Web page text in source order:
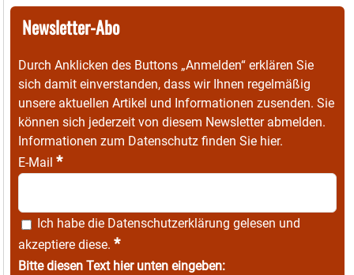
Newsletter-Abo
Durch Anklicken des Buttons „Anmelden“ erklären Sie
sich damit einverstanden, dass wir Ihnen regelmäßig
unsere aktuellen Artikel und Informationen zusenden. Sie
können sich jederzeit von diesem Newsletter abmelden.
Informationen zum Datenschutz finden Sie hier.
E-Mail *
Ich habe die Datenschutzerklärung gelesen und
akzeptiere diese. *
Bitte diesen Text hier unten eingeben: